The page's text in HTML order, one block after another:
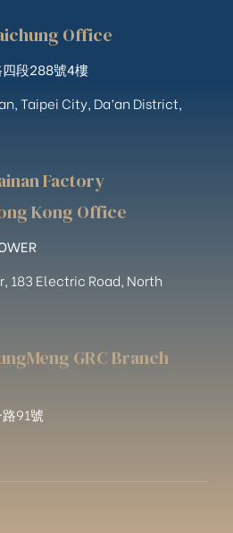
Office
段288號4樓
Taipei City, Da’an District,
Factory
Kong Office
183 Electric Road, North
GRC Branch
91號